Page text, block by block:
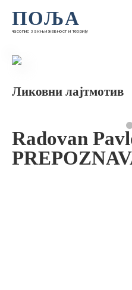
ПОЉА
часопис за књижевност и теорију
Ликовни лајтмотив
Radovan